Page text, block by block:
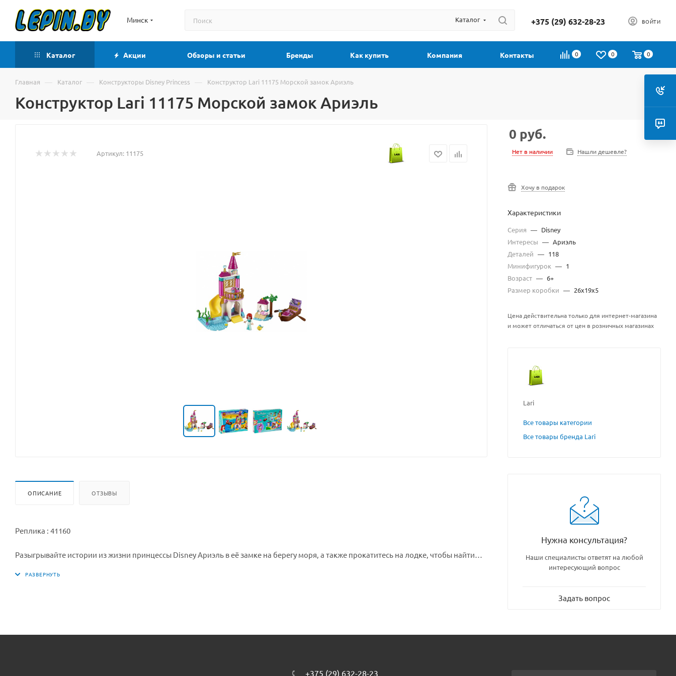
Минск Каталог +375 (29) 632-28-23 ВОЙТИ
0 0 0
Каталог Акции Обзоры и статьи Бренды Как купить Компания Контакты
Главная — Каталог — Конструкторы Disney Princess — Конструктор Lari 11175 Морской замок Ариэль
Конструктор Lari 11175 Морской замок Ариэль
Артикул: 11175
ОПИСАНИЕ ОТЗЫВЫ
Реплика : 41160
Разыгрывайте истории из жизни принцессы Disney Ариэль в её замке на берегу моря, а также прокатитесь на лодке, чтобы найти
. Lepin.byLepin.by
0 руб.
Нет в наличии Нашли дешевле?
Хочу в подарок
Характеристики
Серия — Disney
Интересы — Ариэль
Деталей — 118
Минифигурок — 1
Возраст — 6+
Размер коробки — 26х19х5
Цена действительна только для интернет-магазина
и может отличаться от цен в розничных магазинах
Lari
Все товары категории
Все товары бренда Lari
Нужна консультация?
Наши специалисты ответят на любой
интересующий вопрос
Задать вопрос
+375 (29) 632-28-23